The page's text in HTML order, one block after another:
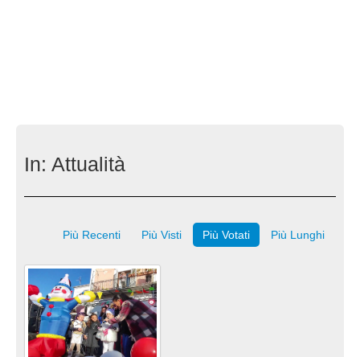
In: Attualità
Più Recenti Più Visti Più Votati Più Lunghi